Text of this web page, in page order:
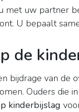
met uw partner
U bepaalt
de
bijdrage van de
Ouders die
kinderbijslag